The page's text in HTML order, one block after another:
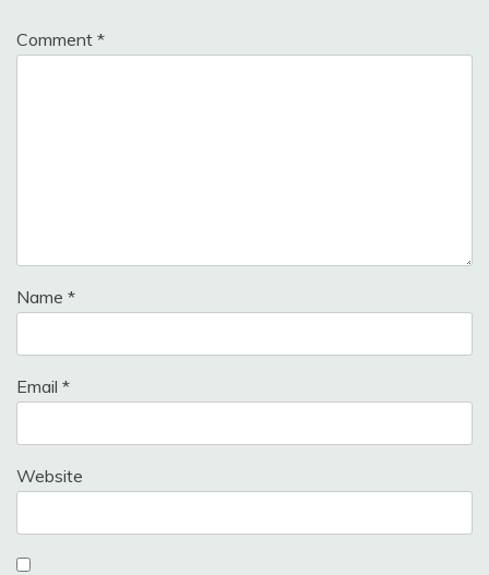
Comment *
Name *
Email *
Website